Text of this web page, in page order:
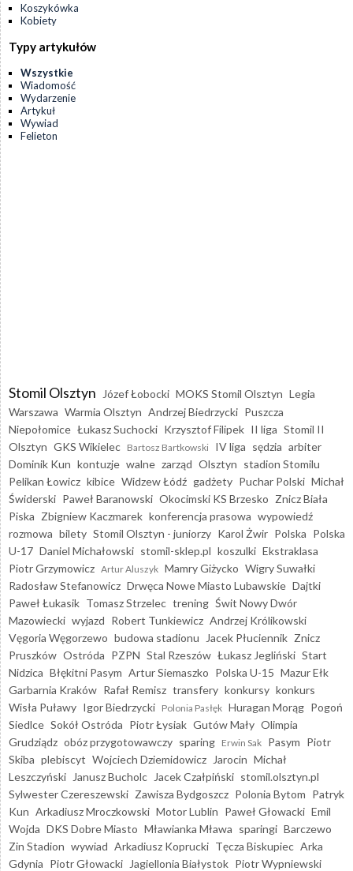
Koszykówka
Kobiety
Typy artykułów
Wszystkie
Wiadomość
Wydarzenie
Artykuł
Wywiad
Felieton
Stomil Olsztyn Józef Łobocki MOKS Stomil Olsztyn Legia
Warszawa Warmia Olsztyn Andrzej Biedrzycki Puszcza
Niepołomice Łukasz Suchocki Krzysztof Filipek II liga Stomil II
Olsztyn GKS Wikielec Bartosz Bartkowski IV liga sędzia arbiter
Dominik Kun kontuzje walne zarząd Olsztyn stadion Stomilu
Pelikan Łowicz kibice Widzew Łódź gadżety Puchar Polski Michał
Świderski Paweł Baranowski Okocimski KS Brzesko Znicz Biała
Piska Zbigniew Kaczmarek konferencja prasowa wypowiedź
rozmowa bilety Stomil Olsztyn - juniorzy Karol Żwir Polska Polska
U-17 Daniel Michałowski stomil-sklep.pl koszulki Ekstraklasa
Piotr Grzymowicz Artur Aluszyk Mamry Giżycko Wigry Suwałki
Radosław Stefanowicz Drwęca Nowe Miasto Lubawskie Dajtki
Paweł Łukasik Tomasz Strzelec trening Świt Nowy Dwór
Mazowiecki wyjazd Robert Tunkiewicz Andrzej Królikowski
Vęgoria Węgorzewo budowa stadionu Jacek Płuciennik Znicz
Pruszków Ostróda PZPN Stal Rzeszów Łukasz Jegliński Start
Nidzica Błękitni Pasym Artur Siemaszko Polska U-15 Mazur Ełk
Garbarnia Kraków Rafał Remisz transfery konkursy konkurs
Wisła Puławy Igor Biedrzycki Polonia Pasłęk Huragan Morąg Pogoń
Siedlce Sokół Ostróda Piotr Łysiak Gutów Mały Olimpia
Grudziądz obóz przygotowawczy sparing Erwin Sak Pasym Piotr
Skiba plebiscyt Wojciech Dziemidowicz Jarocin Michał
Leszczyński
Janusz Bucholc Jacek Czałpiński stomil.olsztyn.pl
Sylwester Czereszewski Zawisza Bydgoszcz Polonia Bytom Patryk
Kun Arkadiusz Mroczkowski Motor Lublin Paweł Głowacki Emil
Wojda DKS Dobre Miasto Mławianka Mława sparingi Barczewo
Zin Stadion wywiad Arkadiusz Koprucki Tęcza Biskupiec Arka
Gdynia Piotr Głowacki Jagiellonia Białystok Piotr Wypniewski